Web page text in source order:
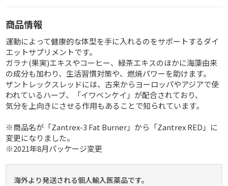
商品情報
運動によって健康的な体型を手に入れるのをサポートするダイ
エットサプリメントです。
ガラナ(果実)エキスやコーヒー、緑茶エキスのほかに海藻由来
の成分も加わり、生活習慣対策や、燃焼パワーを助けます。
ザントレックスレッドには、古来からヨーロッパやアジアで使
われているハーブ、「イワベンケイ」が配合されており、
気分を上向きにさせる作用もあることで知られています。
※商品名が「Zantrex-3 Fat Burner」から「Zantrex RED」に
変更になりました。
※2021年8月パッケージ変更
海外より発送される個人輸入医薬品です。